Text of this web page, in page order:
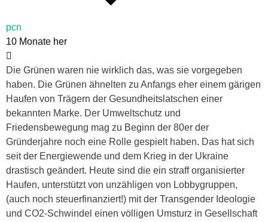
pcn
10 Monate her
Die Grünen waren nie wirklich das, was sie vorgegeben
haben. Die Grünen ähnelten zu Anfangs eher einem gärigen
Haufen von Trägern der Gesundheitslatschen einer
bekannten Marke. Der Umweltschutz und
Friedensbewegung mag zu Beginn der 80er der
Gründerjahre noch eine Rolle gespielt haben. Das hat sich
seit der Energiewende und dem Krieg in der Ukraine
drastisch geändert. Heute sind die ein straff organisierter
Haufen, unterstützt von unzähligen von Lobbygruppen,
(auch noch steuerfinanziert!) mit der Transgender Ideologie
und CO2-Schwindel einen völligen Umsturz in Gesellschaft